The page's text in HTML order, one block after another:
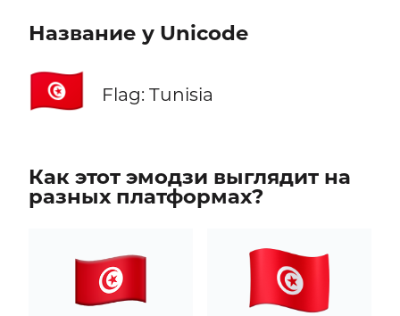
Название у Unicode
🇹🇳 Flag: Tunisia
Как этот эмодзи выглядит на
разных платформах?